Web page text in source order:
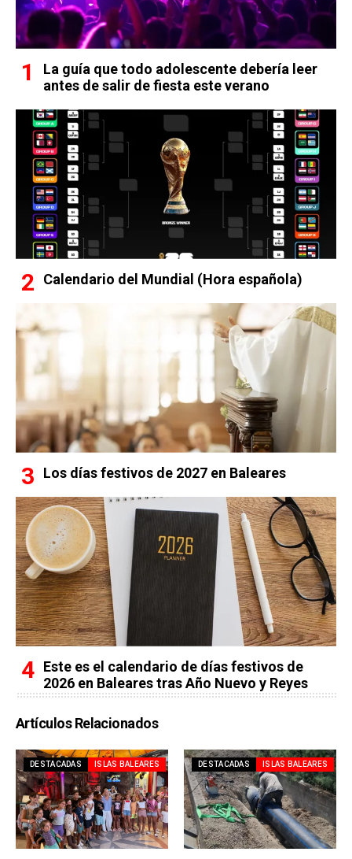
La guía que todo adolescente debería leer
antes de salir de fiesta este verano
Calendario del Mundial (Hora española)
Los días festivos de 2027 en Baleares
Este es el calendario de días festivos de
2026 en Baleares tras Año Nuevo y Reyes
Artículos Relacionados
DESTACADAS ISLAS BALEARES DESTACADAS ISLAS BALEARES